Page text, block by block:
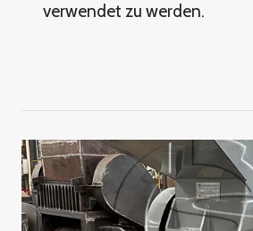
verwendet zu werden.